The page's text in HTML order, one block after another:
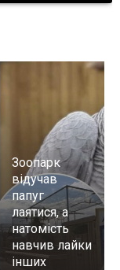
Зоопарк
відучав
папуг
лаятися, а
натомість
навчив лайки
інших